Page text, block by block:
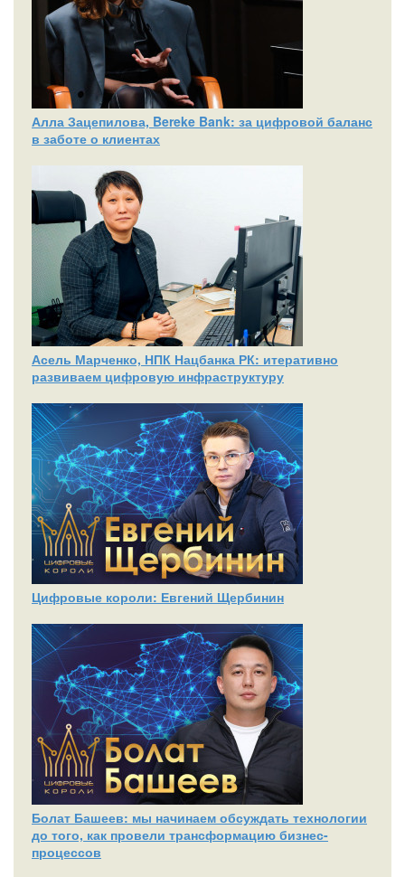
Алла Зацепилова, Bereke Bank: за цифровой баланс
в заботе о клиентах
Асель Марченко, НПК Нацбанка РК: итеративно
развиваем цифровую инфраструктуру
Цифровые короли: Евгений Щербинин
Болат Башеев: мы начинаем обсуждать технологии
до того, как провели трансформацию бизнес-
процессов